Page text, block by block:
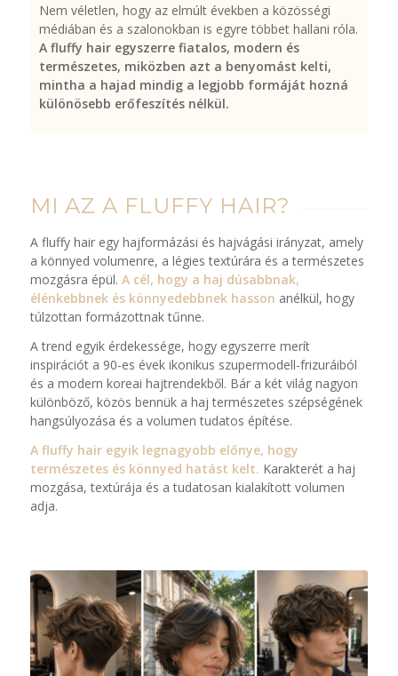
Nem véletlen, hogy az elmúlt években a közösségi
médiában és a szalonokban is egyre többet hallani róla.
A fluffy hair egyszerre fiatalos, modern és
természetes, miközben azt a benyomást kelti,
mintha a hajad mindig a legjobb formáját hozná
különösebb erőfeszítés nélkül.
MI AZ A FLUFFY HAIR?
A fluffy hair egy hajformázási és hajvágási irányzat, amely
a könnyed volumenre, a légies textúrára és a természetes
mozgásra épül. A cél, hogy a haj dúsabbnak,
élénkebbnek és könnyedebbnek hasson anélkül, hogy
túlzottan formázottnak tűnne.
A trend egyik érdekessége, hogy egyszerre merít
inspirációt a 90-es évek ikonikus szupermodell-frizuráiból
és a modern koreai hajtrendekből. Bár a két világ nagyon
különböző, közös bennük a haj természetes szépségének
hangsúlyozása és a volumen tudatos építése.
A fluffy hair egyik legnagyobb előnye, hogy
természetes és könnyed hatást kelt. Karakterét a haj
mozgása, textúrája és a tudatosan kialakított volumen
adja.